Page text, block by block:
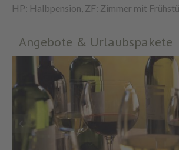
HP: Halbpension, ZF: Zimmer mit
Angebote & Urlaubspakete